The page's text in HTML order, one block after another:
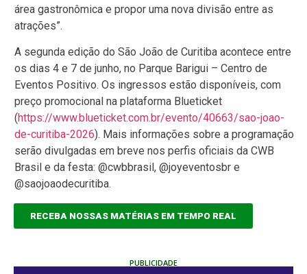
área gastronômica e propor uma nova divisão entre as
atrações”.
A segunda edição do São João de Curitiba acontece entre
os dias 4 e 7 de junho, no Parque Barigui – Centro de
Eventos Positivo. Os ingressos estão disponíveis, com
preço promocional na plataforma Blueticket
(https://www.blueticket.com.br/evento/40663/sao-joao-
de-curitiba-2026). Mais informações sobre a programação
serão divulgadas em breve nos perfis oficiais da CWB
Brasil e da festa: @cwbbrasil, @joyeventosbr e
@saojoaodecuritiba.
RECEBA NOSSAS MATÉRIAS EM TEMPO REAL
PUBLICIDADE